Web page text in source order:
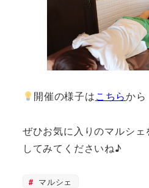
開催の様子はこちらから
ぜひお気に入りのマルシ
してみてくださいね♪
マルシェ